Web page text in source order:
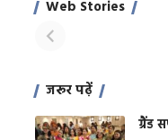
Web Stories
जरूर पढ़ें
ग्रैंड